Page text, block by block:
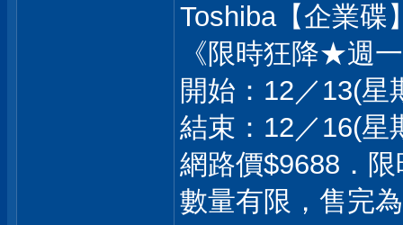
Toshiba【企業碟
《限時狂降★週
開始：12／13(星
結束：12／16(星
網路價$9688．
數量有限，售完